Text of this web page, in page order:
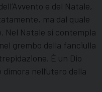
e del Natale,
ma dal quale
Nel Natale si contempla
grembo della fanciulla
È un Dio
nell’utero della